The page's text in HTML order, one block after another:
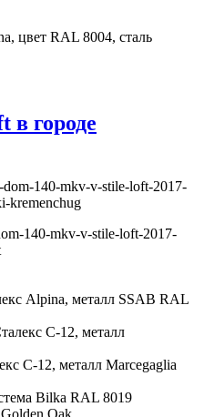
цвет RAL 8004, сталь
в городе
Alpina, металл SSAB RAL
С-12, металл
С-12, металл Marcegaglia
Bilka RAL 8019
Oak